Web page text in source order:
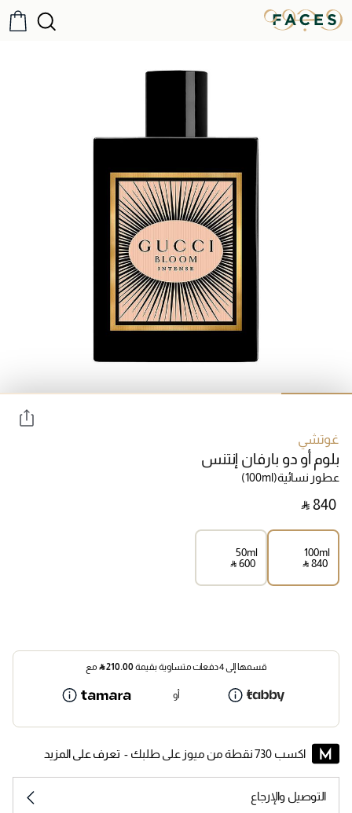
غوتشي
بلوم أو دو بارفان إنتنس
عطور نسائية(100ml)
‎ ⃁ ⁦840⁩ ‎
100ml
‎ ⃁ ⁦840⁩ ‎
50ml
‎ ⃁ ⁦600⁩ ‎
قسمها إلى 4 دفعات متساوية بقيمة 210.00
⃁ مع
أو
اكسب 730 نقطة من ميوز على طلبك - تعرف على المزيد
التوصيل والإرجاع